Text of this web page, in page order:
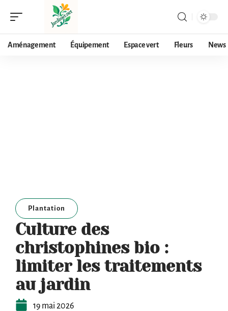
Aménagement Équipement Espace vert Fleurs News
Plantation
Culture des
christophines bio :
limiter les traitements
au jardin
19 mai 2026